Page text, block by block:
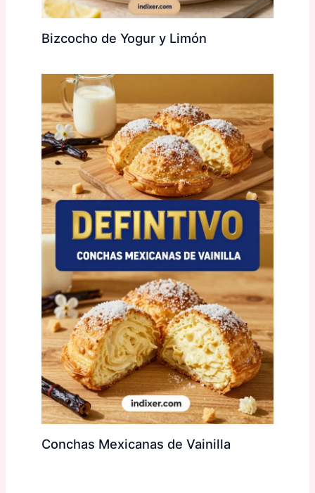
Bizcocho de Yogur y Limón
Conchas Mexicanas de Vainilla